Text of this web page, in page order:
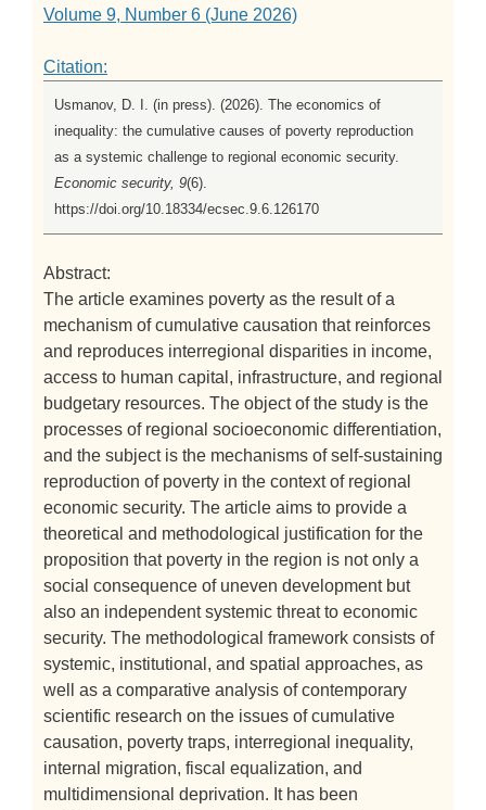
Volume 9, Number 6 (June 2026)
Citation:
Usmanov, D. I. (in press). (2026). The economics of
inequality: the cumulative causes of poverty reproduction
as a systemic challenge to regional economic security.
Economic security, 9(6).
https://doi.org/10.18334/ecsec.9.6.126170
Abstract:
The article examines poverty as the result of a
mechanism of cumulative causation that reinforces
and reproduces interregional disparities in income,
access to human capital, infrastructure, and regional
budgetary resources. The object of the study is the
processes of regional socioeconomic differentiation,
and the subject is the mechanisms of self-sustaining
reproduction of poverty in the context of regional
economic security. The article aims to provide a
theoretical and methodological justification for the
proposition that poverty in the region is not only a
social consequence of uneven development but
also an independent systemic threat to economic
security. The methodological framework consists of
systemic, institutional, and spatial approaches, as
well as a comparative analysis of contemporary
scientific research on the issues of cumulative
causation, poverty traps, interregional inequality,
internal migration, fiscal equalization, and
multidimensional deprivation. It has been